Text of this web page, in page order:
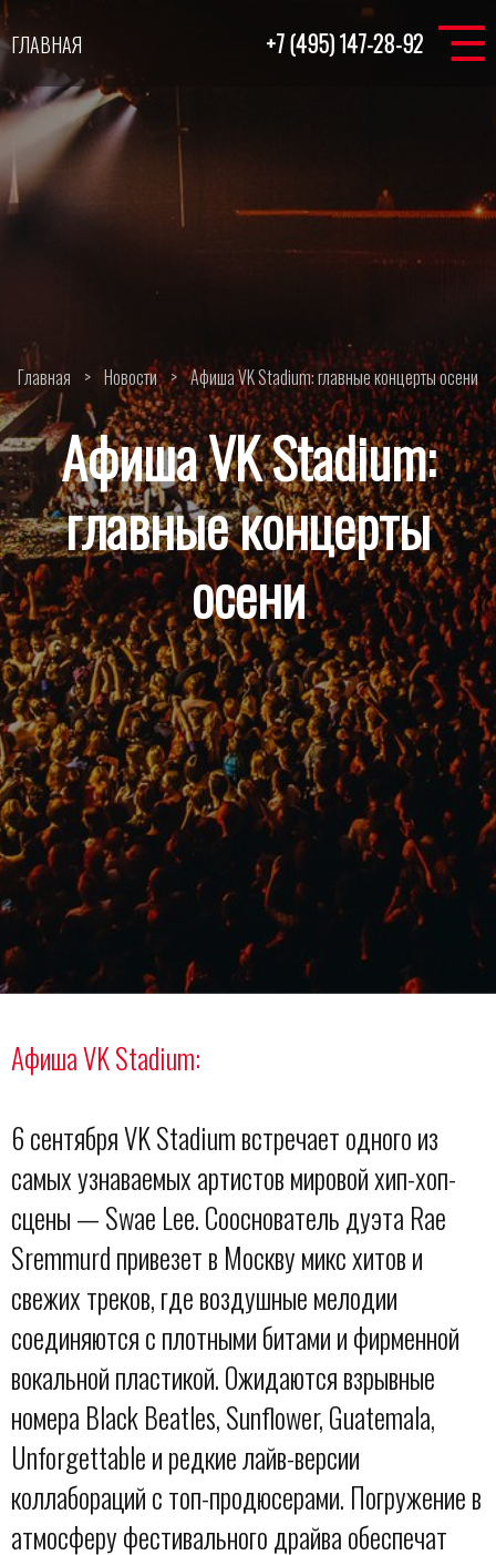
ГЛАВНАЯ +7 (495) 147-28-92
Главная > Новости > Афиша VK Stadium: главные концерты осени
Афиша VK Stadium:
главные концерты
осени
Афиша VK Stadium:
6 сентября VK Stadium встречает одного из
самых узнаваемых артистов мировой хип-хоп-
сцены — Swae Lee. Сооснователь дуэта Rae
Sremmurd привезет в Москву микс хитов и
свежих треков, где воздушные мелодии
соединяются с плотными битами и фирменной
вокальной пластикой. Ожидаются взрывные
номера Black Beatles, Sunflower, Guatemala,
Unforgettable и редкие лайв-версии
коллабораций с топ-продюсерами. Погружение в
атмосферу фестивального драйва обеспечат